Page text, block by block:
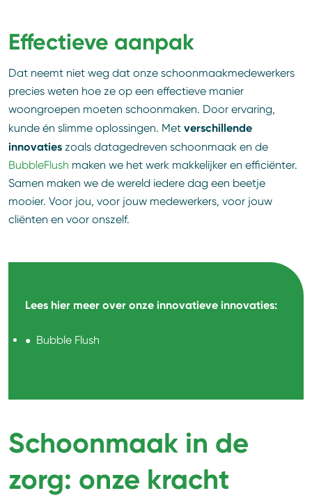
Effectieve aanpak
Dat neemt niet weg dat onze schoonmaakmedewerkers
precies weten hoe ze op een effectieve manier
woongroepen moeten schoonmaken. Door ervaring,
kunde én slimme oplossingen. Met verschillende
innovaties zoals datagedreven schoonmaak en de
BubbleFlush maken we het werk makkelijker en efficiënter.
Samen maken we de wereld iedere dag een beetje
mooier. Voor jou, voor jouw medewerkers, voor jouw
cliënten en voor onszelf.
Lees hier meer over onze innovatieve innovaties:
Bubble Flush
Schoonmaak in de
zorg: onze kracht